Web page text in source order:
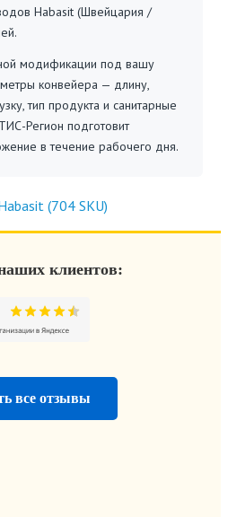
Habasit (Швейцария /
модификации под вашу
конвейера — длину,
тип продукта и санитарные
Регион подготовит
в течение рабочего дня.
(704 SKU)
клиентов:
все отзывы